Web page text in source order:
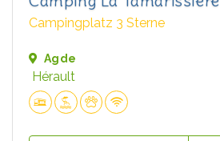
Campingplatz 3 Sterne
Agde
Hérault